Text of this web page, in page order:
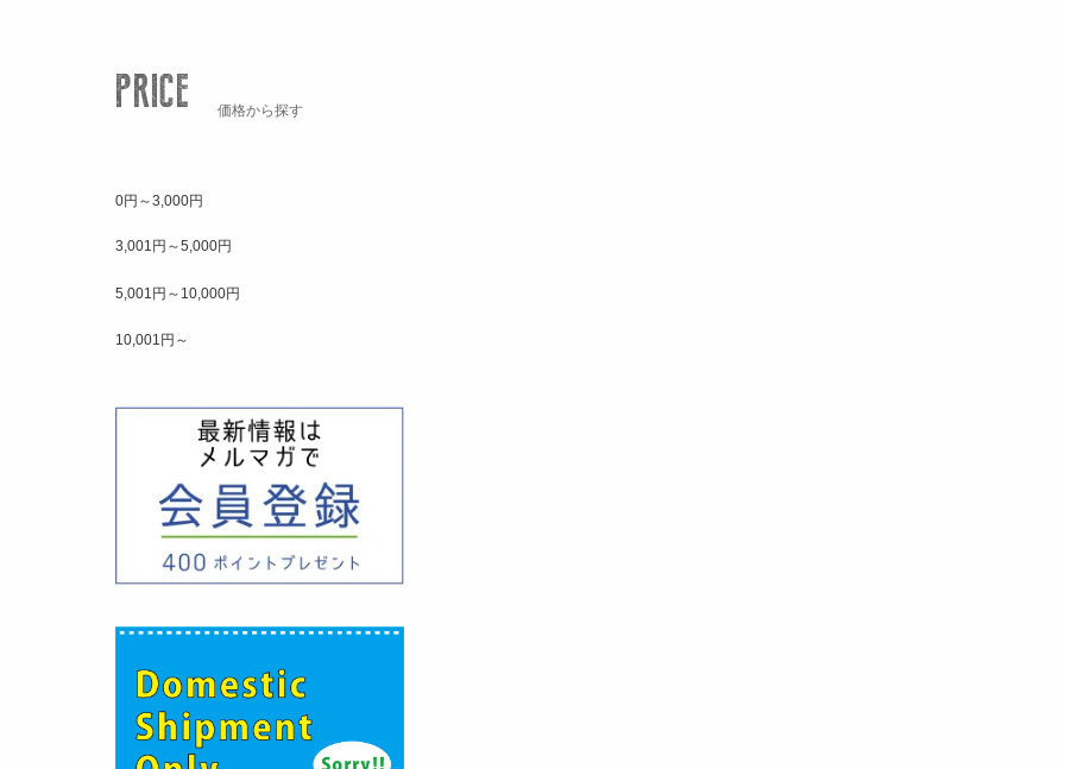
価格から探す
0円～3,000円
3,001円～5,000円
5,001円～10,000円
10,001円～